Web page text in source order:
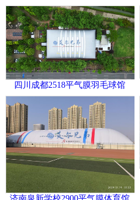
四川成都2518平气膜羽毛球馆